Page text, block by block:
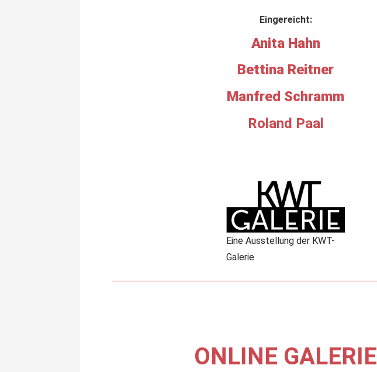
Eingereicht:
Anita Hahn
Bettina Reitner
Manfred Schramm
Roland Paal
Eine Ausstellung der KWT-
Galerie
ONLINE GALERIE